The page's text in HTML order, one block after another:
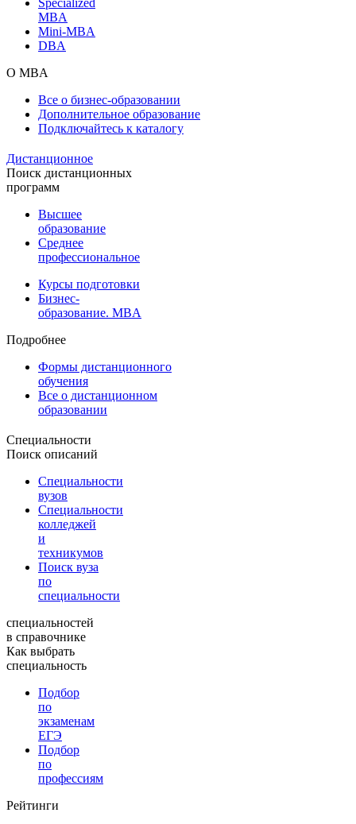
MBA
Mini-MBA
DBA
О MBA
Все о бизнес-образовании
Дополнительное образование
Подключайтесь к каталогу
Дистанционное
Поиск дистанционных
программ
Высшее
образование
Среднее
профессиональное
Курсы подготовки
Бизнес-
образование. MBA
Подробнее
Формы дистанционного
обучения
Все о дистанционном
образовании
Специальности
Поиск описаний
Специальности
вузов
Специальности
колледжей
и
техникумов
Поиск вуза
по
специальности
специальностей
в справочнике
Как выбрать
специальность
Подбор
по
экзаменам
ЕГЭ
Подбор
по
профессиям
Рейтинги